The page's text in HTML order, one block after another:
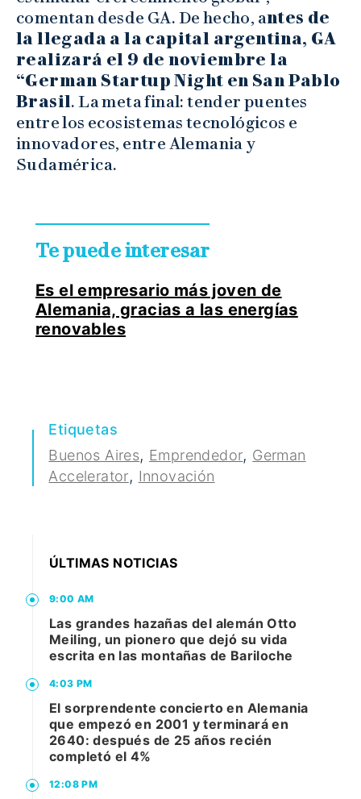
comentan desde GA. De hecho, antes de
la llegada a la capital argentina, GA
realizará el 9 de noviembre la
“German Startup Night en San Pablo
Brasil. La meta final: tender puentes
entre los ecosistemas tecnológicos e
innovadores, entre Alemania y
Sudamérica.
Te puede interesar
Es el empresario más joven de
Alemania, gracias a las energías
renovables
Etiquetas
Buenos Aires, Emprendedor, German
Accelerator, Innovación
ÚLTIMAS NOTICIAS
9:00 AM
Las grandes hazañas del alemán Otto
Meiling, un pionero que dejó su vida
escrita en las montañas de Bariloche
4:03 PM
El sorprendente concierto en Alemania
que empezó en 2001 y terminará en
2640: después de 25 años recién
completó el 4%
12:08 PM